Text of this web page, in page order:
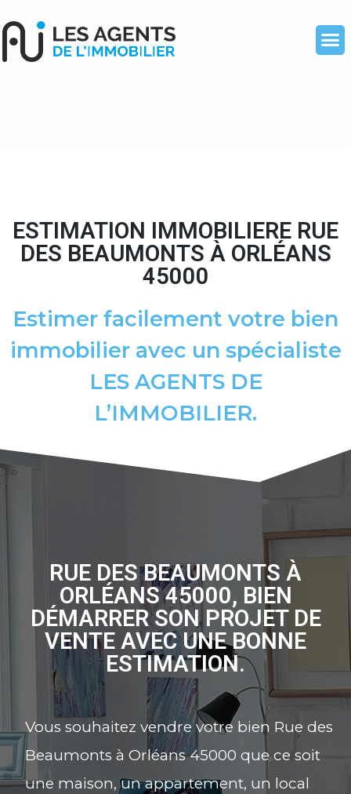
ESTIMATION IMMOBILIERE RUE
DES BEAUMONTS À ORLÉANS
45000
Estimer facilement votre bien
immobilier avec un spécialiste
LES AGENTS DE
L’IMMOBILIER.
RUE DES BEAUMONTS À
ORLÉANS 45000, BIEN
DÉMARRER SON PROJET DE
VENTE AVEC UNE BONNE
ESTIMATION.
Vous souhaitez vendre votre bien Rue des
Beaumonts à Orléans 45000 que ce soit
une maison, un appartement, un local